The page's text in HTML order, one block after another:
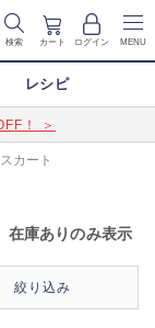
検索 カート ログイン MENU
レシピ
！ ＞
カート
在庫ありのみ表示
絞り込み